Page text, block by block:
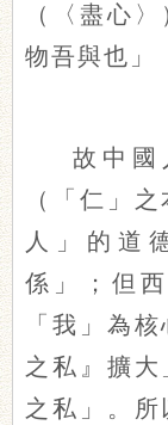
（〈盡心
物吾與也」
故中國
（「仁」
人」的道
係」；但
「我」為
之私』擴
之私」。